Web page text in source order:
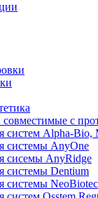
с
систем Alpha-Bio,
системы AnyOne
сисемы AnyRidge
системы Dentium
системы